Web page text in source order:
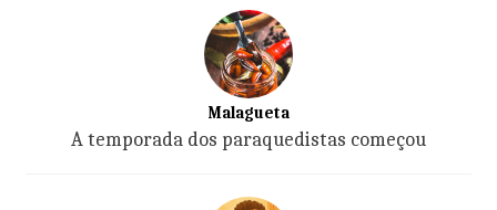
Malagueta
A temporada dos paraquedistas começou